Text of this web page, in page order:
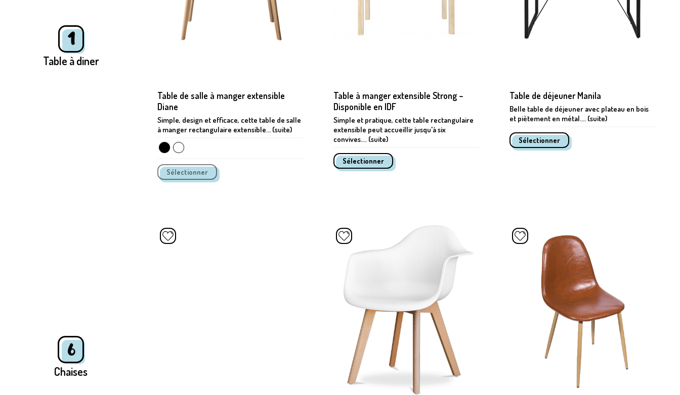
1
Table à diner
Table de salle à manger extensible
Diane
Simple, design et efficace, cette table de salle
à manger rectangulaire extensible... (suite)
Table à manger extensible Strong –
Disponible en IDF
Simple et pratique, cette table rectangulaire
extensible peut accueillir jusqu'à six
convives.... (suite)
Table de déjeuner Manila
Belle table de déjeuner avec plateau en bois
et piètement en métal.... (suite)
6
Chaises